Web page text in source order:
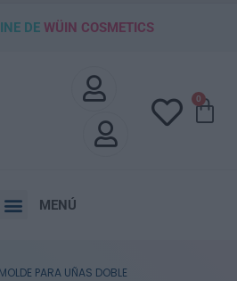
DE WÜIN COSMETICS
0
MENÚ
MOLDE PARA UÑAS DOBLE